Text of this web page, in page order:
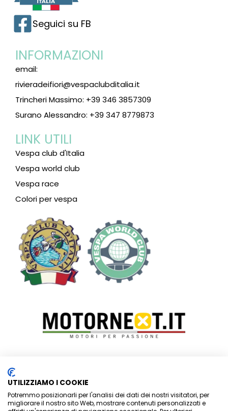
Seguici su FB
INFORMAZIONI
email:
rivieradeifiori@vespaclubditalia.it
Trincheri Massimo: +39 346 3857309
Surano Alessandro: +39 347 8779873
LINK UTILI
Vespa club d'Italia
Vespa world club
Vespa race
Colori per vespa
Vespa Club Riviera dei Fiori – SEDE LEGALE:
– 18012 BORDIGHERA (IM)–
UTILIZZIAMO I COOKIE
Potremmo posizionarli per l'analisi dei dati dei nostri visitatori, per
migliorare il nostro sito Web, mostrare contenuti personalizzati e